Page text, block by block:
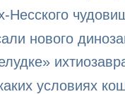
Несского
нового
условиях